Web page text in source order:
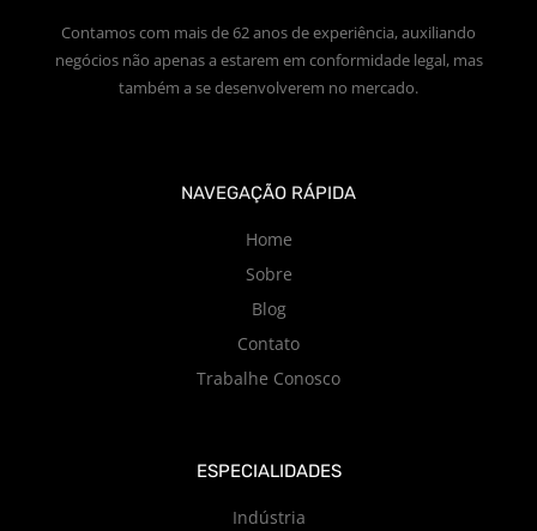
Contamos com mais de 62 anos de experiência, auxiliando
negócios não apenas a estarem em conformidade legal, mas
também a se desenvolverem no mercado.
NAVEGAÇÃO RÁPIDA
Home
Sobre
Blog
Contato
Trabalhe Conosco
ESPECIALIDADES
Indústria